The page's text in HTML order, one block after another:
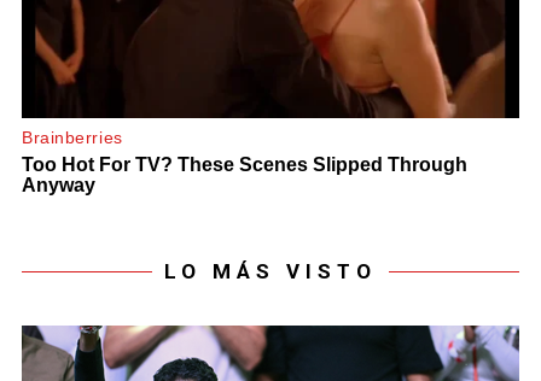
LO MÁS VISTO